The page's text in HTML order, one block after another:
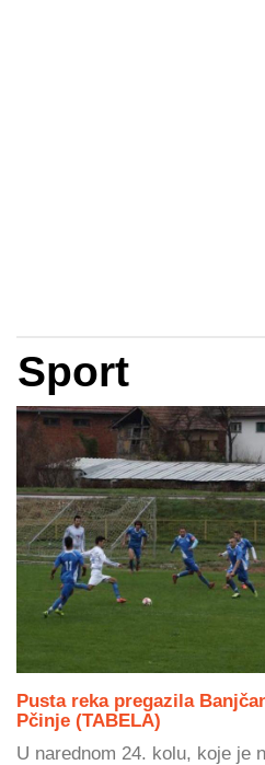
Sport
Pusta reka pregazila
Pčinje (TABELA)
U narednom 24. kolu, koje je